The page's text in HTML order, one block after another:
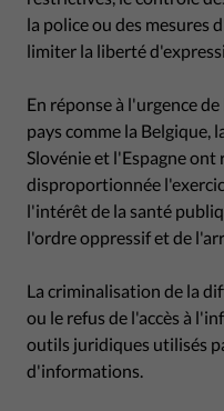
la police ou des mesures
limiter la liberté
En réponse à l'urgence
pays comme la Belgique,
Slovénie et l'Espagne
disproportionnée
l'intérêt de la santé
l'ordre oppressif et de
La criminalisation de la
ou le refus de l'accès à
outils juridiques utilisés
d'informations.